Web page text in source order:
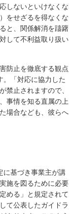
しないといけなくな
をせざるを得なくな
と、関係解消を躊躇
して不利益取り扱い
防止を徹底する観点
。「対応に協力した
禁止されますので、
事情を知る直属の上
場合なども、彼らへ
に基づき事業主が講
施を図るために必要
める」と規定されて
て公表したガイドラ